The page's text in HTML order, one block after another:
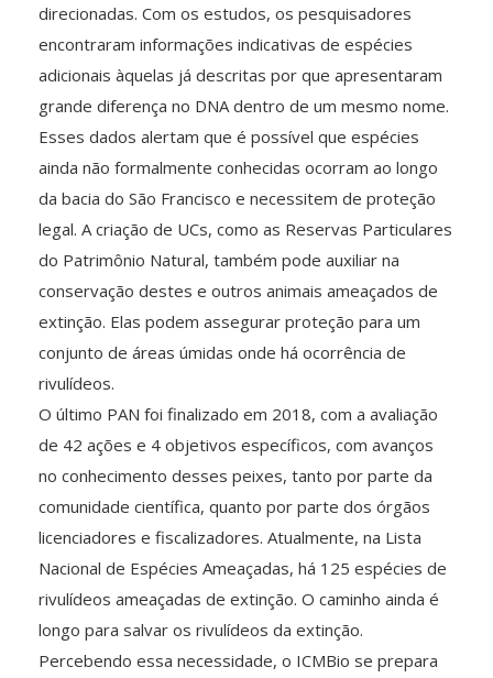
direcionadas. Com os estudos, os pesquisadores
encontraram informações indicativas de espécies
adicionais àquelas já descritas por que apresentaram
grande diferença no DNA dentro de um mesmo nome.
Esses dados alertam que é possível que espécies
ainda não formalmente conhecidas ocorram ao longo
da bacia do São Francisco e necessitem de proteção
legal. A criação de UCs, como as Reservas Particulares
do Patrimônio Natural, também pode auxiliar na
conservação destes e outros animais ameaçados de
extinção. Elas podem assegurar proteção para um
conjunto de áreas úmidas onde há ocorrência de
rivulídeos.
O último PAN foi finalizado em 2018, com a avaliação
de 42 ações e 4 objetivos específicos, com avanços
no conhecimento desses peixes, tanto por parte da
comunidade científica, quanto por parte dos órgãos
licenciadores e fiscalizadores. Atualmente, na Lista
Nacional de Espécies Ameaçadas, há 125 espécies de
rivulídeos ameaçadas de extinção. O caminho ainda é
longo para salvar os rivulídeos da extinção.
Percebendo essa necessidade, o ICMBio se prepara